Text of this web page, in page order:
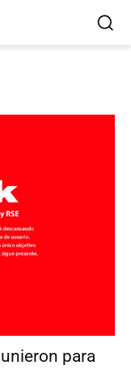
para